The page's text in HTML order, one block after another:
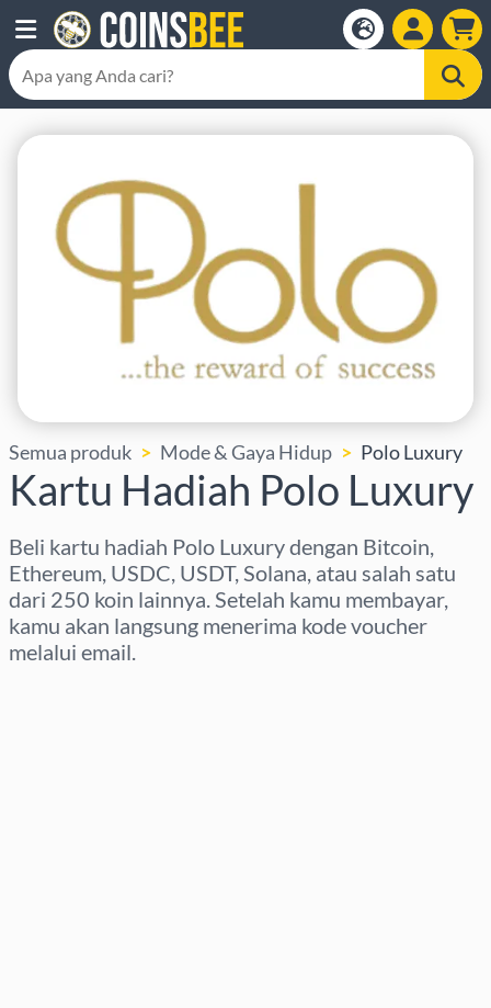
Semua produk Mode & Gaya Hidup Polo Luxury
Kartu Hadiah Polo Luxury
Beli kartu hadiah Polo Luxury dengan Bitcoin,
Ethereum, USDC, USDT, Solana, atau salah satu
dari 250 koin lainnya. Setelah kamu membayar,
kamu akan langsung menerima kode voucher
melalui email.